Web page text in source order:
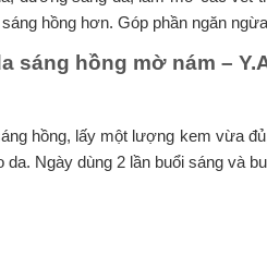
hồng hơn. Góp phần ngăn
hồng mờ nám –
hồng, lấy một lượng kem vừa
Ngày dùng 2 lần buổi sáng và